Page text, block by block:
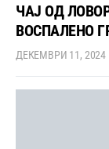
ЧАЈ ОД
ВОСПАЛЕНО
ДЕКЕМВРИ 11, 2024